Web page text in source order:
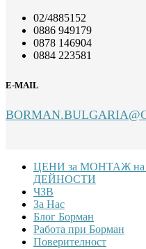
02/4885152
0886 949179
0878 146904
0884 223581
E-MAIL
FooterЦЕНИ за МОНТАЖ
ДЕЙНОСТИ
ЧЗВ
За Нас
Блог Борман
Работа при Борман
Поверителност